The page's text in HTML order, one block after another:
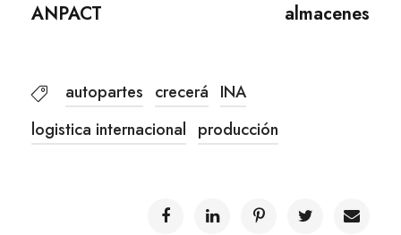
ANPACT
almacenes
autopartes crecerá INA
logistica internacional producción